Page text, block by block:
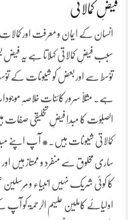
فیضِ کمالاتی
انسان کے ایمان و معرفت اور
سبب فیضِ کمالاتی کہلاتا ہے یہ
توّسط سے اور بعض کو شیونات کے
ہے۔ مثلًا سرورِ کائنات خلاصہِ
الصّلوٰت کا مَبداِ فیضِ تخلیقی صفات
کمالاتی شیونات ہیں۔* آپ اپنے
ساری مخلوق سے منفرد و ممتاز ہیں
کا کوئی شریک نہیں انبیاء و مُرسلین
اولیائے کاملین علیہم الرحمۃ کو آپ